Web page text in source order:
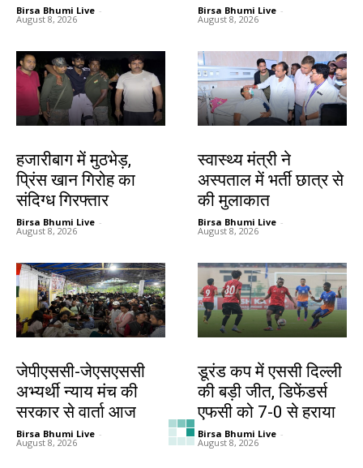
Birsa Bhumi Live -
August 8, 2026
Birsa Bhumi Live -
August 8, 2026
हजारीबाग में मुठभेड़,
प्रिंस खान गिरोह का
संदिग्ध गिरफ्तार
Birsa Bhumi Live -
August 8, 2026
स्वास्थ्य मंत्री ने
अस्पताल में भर्ती छात्र से
की मुलाकात
Birsa Bhumi Live -
August 8, 2026
जेपीएससी-जेएसएससी
अभ्यर्थी न्याय मंच की
सरकार से वार्ता आज
Birsa Bhumi Live -
August 8, 2026
डूरंड कप में एससी दिल्ली
की बड़ी जीत, डिफेंडर्स
एफसी को 7-0 से हराया
Birsa Bhumi Live -
August 8, 2026